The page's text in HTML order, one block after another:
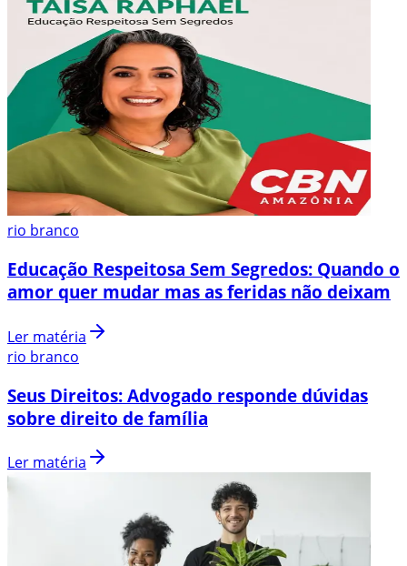
rio branco
Educação Respeitosa Sem Segredos: Quando o
amor quer mudar mas as feridas não deixam
Ler matéria
rio branco
Seus Direitos: Advogado responde dúvidas
sobre direito de família
Ler matéria